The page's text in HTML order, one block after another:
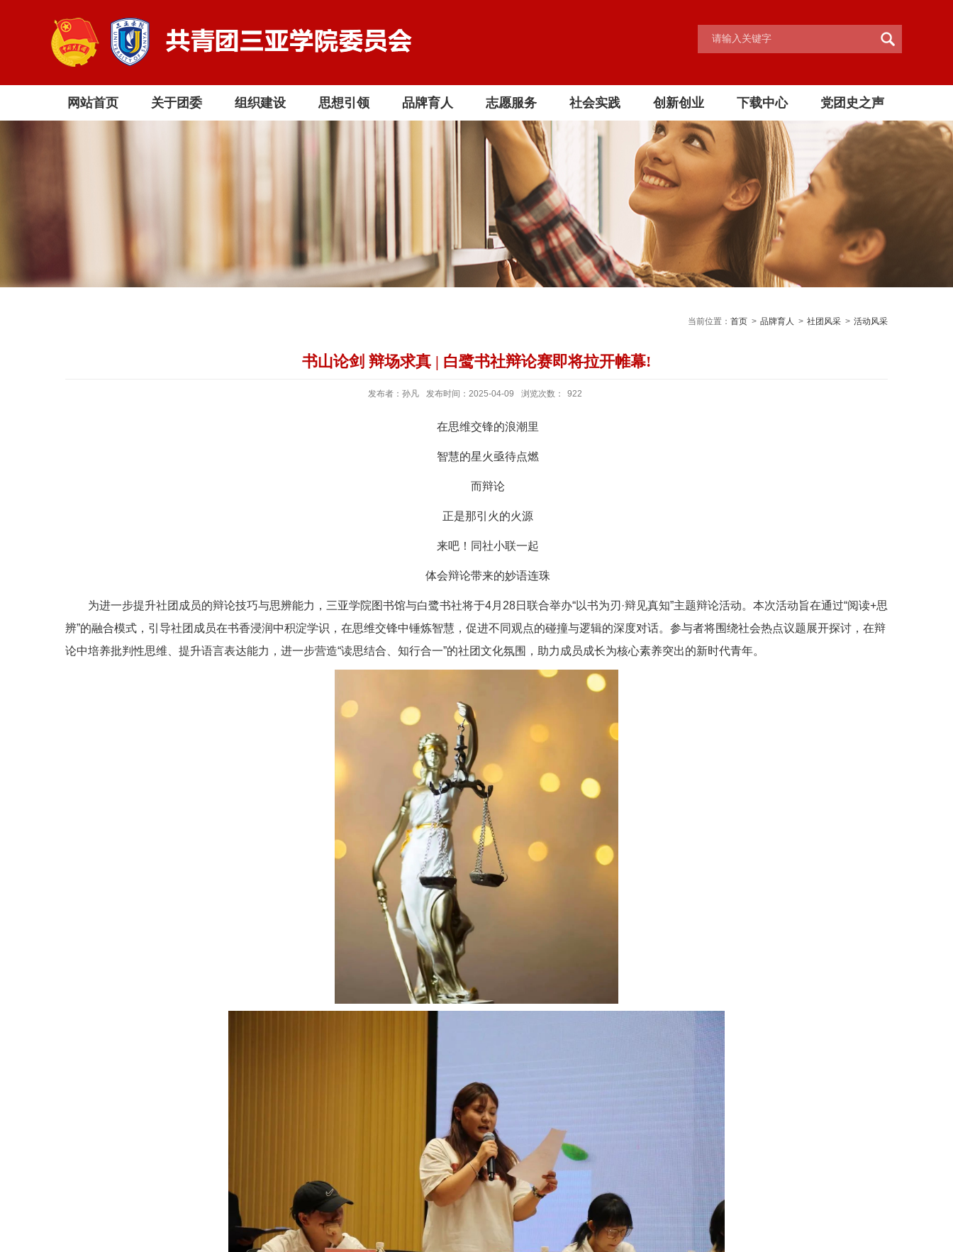
网站首页 关于团委 组织建设 思想引领 品牌育人 志愿服务 社会实践 创新创业 下载中心 党团史之声
当前位置： 首页 > 品牌育人 > 社团风采 > 活动风采
书山论剑 辩场求真 | 白鹭书社辩论赛即将拉开帷幕!
发布者：孙凡 发布时间：2025-04-09 浏览次数： 922
在思维交锋的浪潮里
智慧的星火亟待点燃
而辩论
正是那引火的火源
来吧！同社小联一起
体会辩论带来的妙语连珠
为进一步提升社团成员的辩论技巧与思辨能力，三亚学院图书馆与白鹭书社将于4月28日联合举办“以书为刃·辩见真知”主题辩论活动。本次活动旨在通过“阅读+思
辨”的融合模式，引导社团成员在书香浸润中积淀学识，在思维交锋中锤炼智慧，促进不同观点的碰撞与逻辑的深度对话。参与者将围绕社会热点议题展开探讨，在辩
论中培养批判性思维、提升语言表达能力，进一步营造“读思结合、知行合一”的社团文化氛围，助力成员成长为核心素养突出的新时代青年。